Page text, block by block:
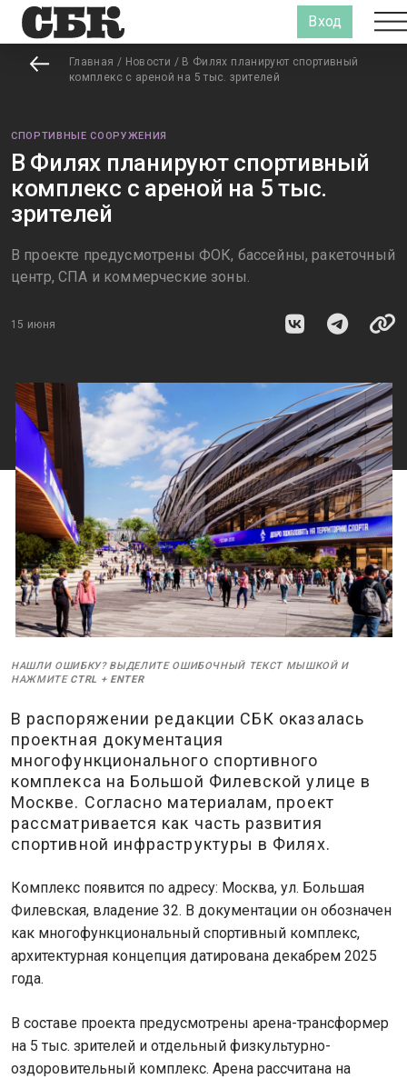
Вход
Главная / Новости / В Филях планируют спортивный
комплекс с ареной на 5 тыс. зрителей
СПОРТИВНЫЕ СООРУЖЕНИЯ
В Филях планируют спортивный
комплекс с ареной на 5 тыс.
зрителей
В проекте предусмотрены ФОК, бассейны, ракеточный
центр, СПА и коммерческие зоны.
15 июня
НАШЛИ ОШИБКУ? ВЫДЕЛИТЕ ОШИБОЧНЫЙ ТЕКСТ МЫШКОЙ И
НАЖМИТЕ CTRL + ENTER
В распоряжении редакции СБК оказалась
проектная документация
многофункционального спортивного
комплекса на Большой Филевской улице в
Москве. Согласно материалам, проект
рассматривается как часть развития
спортивной инфраструктуры в Филях.
Комплекс появится по адресу: Москва, ул. Большая
Филевская, владение 32. В документации он обозначен
как многофункциональный спортивный комплекс,
архитектурная концепция датирована декабрем 2025
года.
В составе проекта предусмотрены арена-трансформер
на 5 тыс. зрителей и отдельный физкультурно-
оздоровительный комплекс. Арена рассчитана на